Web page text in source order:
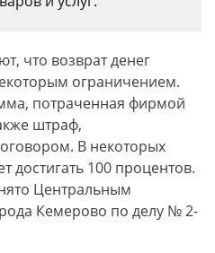
что возврат денег
ограничением.
потраченная фирмой
штраф,
В некоторых
достигать 100 процентов.
Центральным
Кемерово по делу № 2-